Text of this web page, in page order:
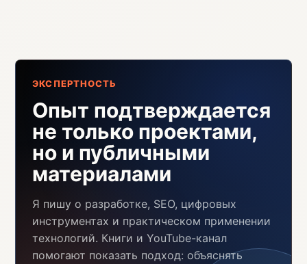
ЭКСПЕРТНОСТЬ
Опыт подтверждается
не только проектами,
но и публичными
материалами
Я пишу о разработке, SEO, цифровых
инструментах и практическом применении
технологий. Книги и YouTube-канал
помогают показать подход: объяснять